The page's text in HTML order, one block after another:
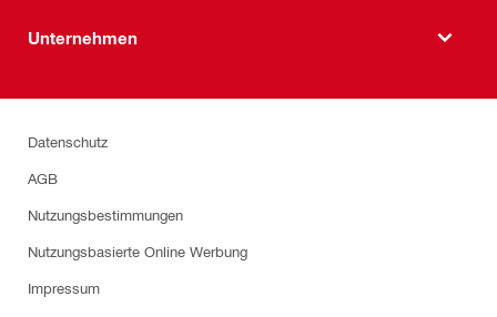
Unternehmen
Datenschutz
AGB
Nutzungsbestimmungen
Nutzungsbasierte Online Werbung
Impressum